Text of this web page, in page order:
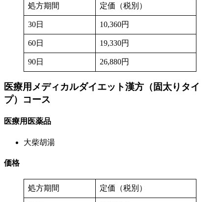
処方期間 定価（税別）
30日 10,360円
60日 19,330円
90日 26,880円
医療用メディカルダイエット漢方（固太りタイ
プ） コース
医療用医薬品
大柴胡湯
価格
処方期間 定価（税別）